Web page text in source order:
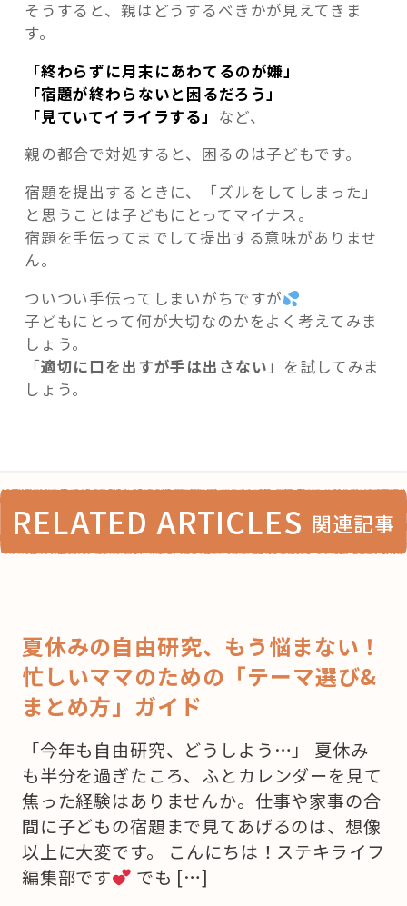
そうすると、親はどうするべきかが見えてきま
す。
「終わらずに月末にあわてるのが嫌」
「宿題が終わらないと困るだろう」
「見ていてイライラする」 など、
親の都合で対処すると、困るのは子どもです。
宿題を提出するときに、「ズルをしてしまった」
と思うことは子どもにとってマイナス。
宿題を手伝ってまでして提出する意味がありませ
ん。
ついつい手伝ってしまいがちですが
子どもにとって何が大切なのかをよく考えてみま
しょう。
「適切に口を出すが手は出さない」を試してみま
しょう。
RELATED ARTICLES 関連記事
夏休みの自由研究、もう悩まない！
忙しいママのための「テーマ選び&
まとめ方」ガイド
「今年も自由研究、どうしよう…」 夏休み
も半分を過ぎたころ、ふとカレンダーを見て
焦った経験はありませんか。仕事や家事の合
間に子どもの宿題まで見てあげるのは、想像
以上に大変です。 こんにちは！ステキライフ
編集部です
でも […]